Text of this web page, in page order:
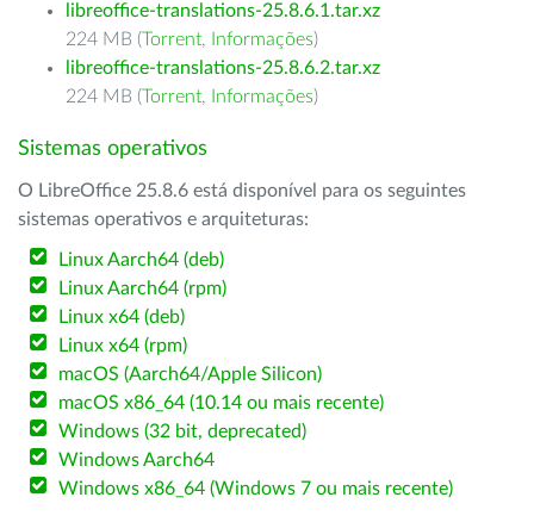
libreoffice-translations-25.8.6.1.tar.xz
224 MB (Torrent, Informações)
libreoffice-translations-25.8.6.2.tar.xz
224 MB (Torrent, Informações)
Sistemas operativos
O LibreOffice 25.8.6 está disponível para os seguintes
sistemas operativos e arquiteturas:
Linux Aarch64 (deb)
Linux Aarch64 (rpm)
Linux x64 (deb)
Linux x64 (rpm)
macOS (Aarch64/Apple Silicon)
macOS x86_64 (10.14 ou mais recente)
Windows (32 bit, deprecated)
Windows Aarch64
Windows x86_64 (Windows 7 ou mais recente)